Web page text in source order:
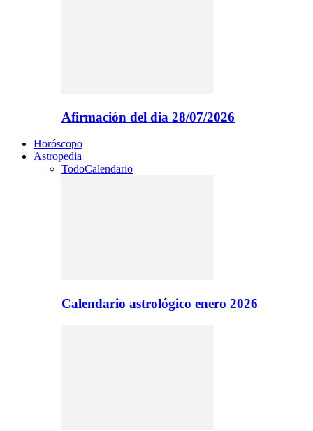
Afirmación del dia 28/07/2026
Horóscopo
Astropedia
TodoCalendario
Calendario astrológico enero 2026